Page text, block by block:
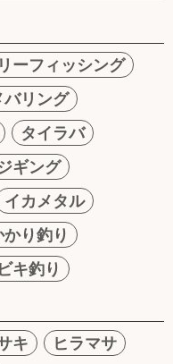
ーフィッシング
バリング
タイラバ
ギング
イカメタル
かり釣り
キ釣り
キ
ヒラマサ